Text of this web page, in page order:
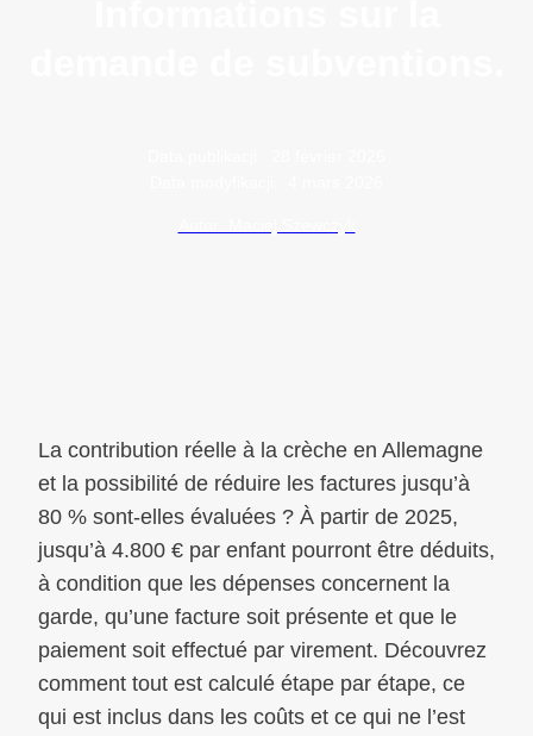
La contribution réelle à la crèche en Allemagne
et la possibilité de réduire les factures jusqu’à
80 % sont-elles évaluées ? À partir de 2025,
jusqu’à 4.800 € par enfant pourront être déduits,
à condition que les dépenses concernent la
garde, qu’une facture soit présente et que le
paiement soit effectué par virement. Découvrez
comment tout est calculé étape par étape, ce
qui est inclus dans les coûts et ce qui ne l’est